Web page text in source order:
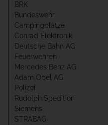
BRK
Bundeswehr
Campingplätze
Conrad Elektronik
Deutsche Bahn AG
Feuerwehren
Mercedes Benz AG
Adam Opel AG
Polizei
Rudolph Spedition
Siemens
STRABAG